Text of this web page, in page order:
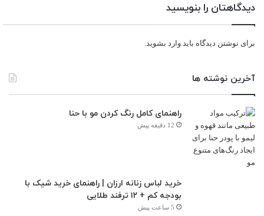
دیدگاهتان را بنویسید
برای نوشتن دیدگاه باید وارد بشوید
آخرین نوشته ها
راهنمای کامل رنگ کردن مو با حنا
12 دقیقه پیش
خرید لباس زنانه ارزان | راهنمای خرید شیک با
بودجه کم + ۱۲ ترفند طلایی
5 ساعت پیش